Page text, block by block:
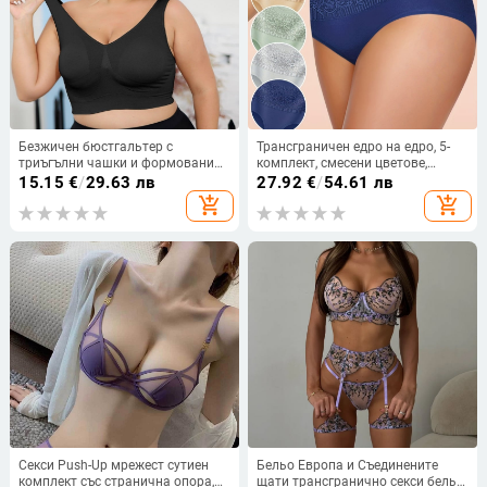
Безжичен бюстгальтер с
триъгълни чашки и формовани
чашки, стил жилет, безшевен,
главен материал: найлон 90–95%
15.15 €/29.63 лв
add_shopping_cart
Трансграничен едро на едро, 5-
комплект, смесени цветове,
трансгранично бельо с голям
размер, висока талия, контрол на
корема, дамски бикини,
размери
27.92 €/54.61 лв
add_shopping_cart
Секси Push-Up мрежест сутиен
комплект със странична опора,
Бельо Европа и Съединените
щати трансгранично секси бельо